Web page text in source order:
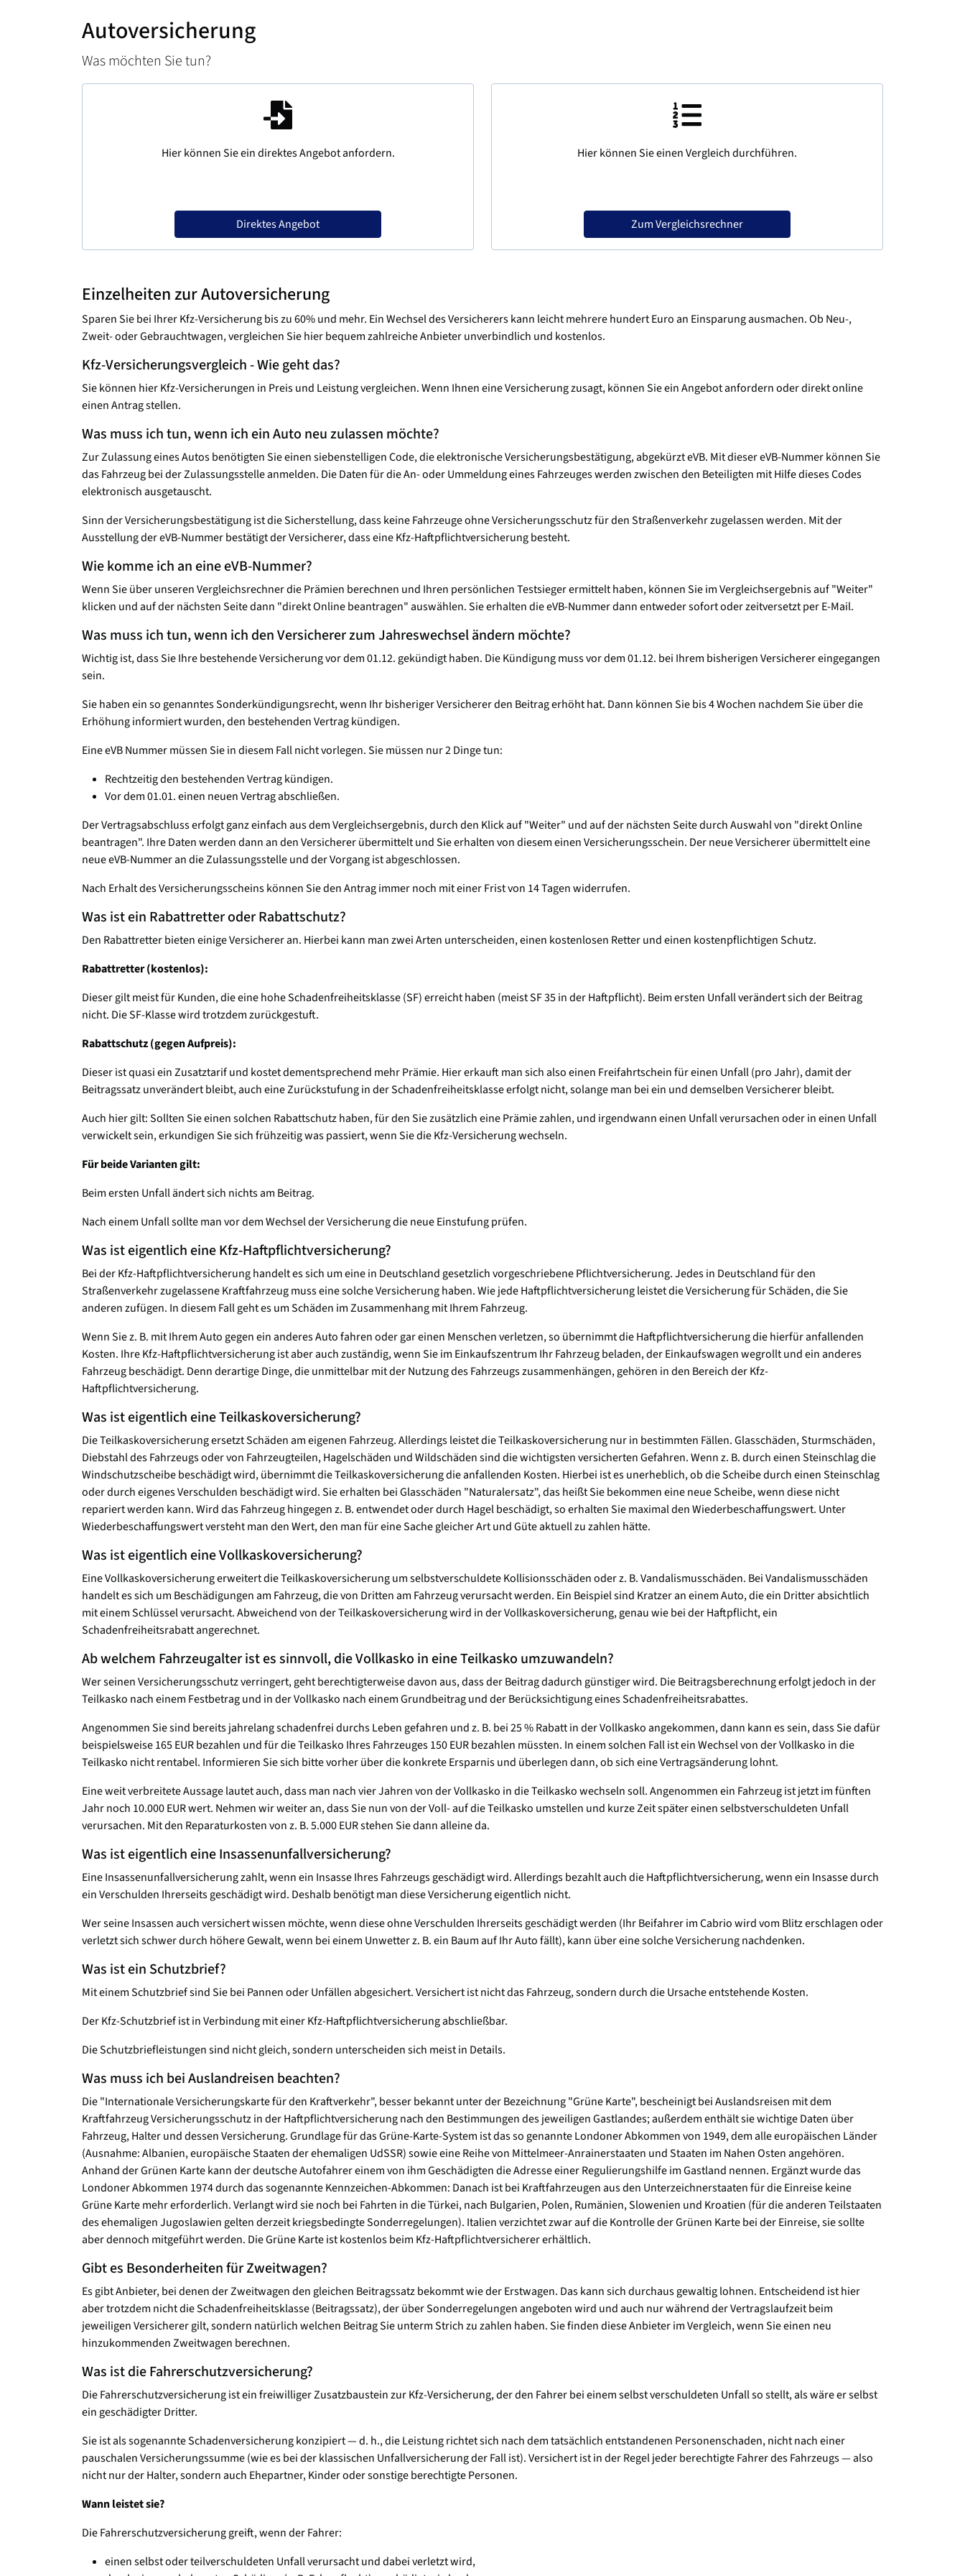
Autoversicherung
Was möchten Sie tun?
Hier können Sie ein direktes Angebot anfordern.
Direktes Angebot
Hier können Sie einen Vergleich durchführen.
Zum Vergleichsrechner
Einzelheiten zur Autoversicherung
Sparen Sie bei Ihrer Kfz-Versicherung bis zu 60% und mehr. Ein Wechsel des Versicherers kann leicht mehrere hundert Euro an Einsparung ausmachen. Ob Neu-,
Zweit- oder Gebrauchtwagen, vergleichen Sie hier bequem zahlreiche Anbieter unverbindlich und kostenlos.
Kfz-Versicherungsvergleich - Wie geht das?
Sie können hier Kfz-Versicherungen in Preis und Leistung vergleichen. Wenn Ihnen eine Versicherung zusagt, können Sie ein Angebot anfordern oder direkt online
einen Antrag stellen.
Was muss ich tun, wenn ich ein Auto neu zulassen möchte?
Zur Zulassung eines Autos benötigten Sie einen siebenstelligen Code, die elektronische Versicherungsbestätigung, abgekürzt eVB. Mit dieser eVB-Nummer können Sie
das Fahrzeug bei der Zulassungsstelle anmelden. Die Daten für die An- oder Ummeldung eines Fahrzeuges werden zwischen den Beteiligten mit Hilfe dieses Codes
elektronisch ausgetauscht.
Sinn der Versicherungsbestätigung ist die Sicherstellung, dass keine Fahrzeuge ohne Versicherungsschutz für den Straßenverkehr zugelassen werden. Mit der
Ausstellung der eVB-Nummer bestätigt der Versicherer, dass eine Kfz-Haftpflichtversicherung besteht.
Wie komme ich an eine eVB-Nummer?
Wenn Sie über unseren Vergleichsrechner die Prämien berechnen und Ihren persönlichen Testsieger ermittelt haben, können Sie im Vergleichsergebnis auf "Weiter"
klicken und auf der nächsten Seite dann "direkt Online beantragen" auswählen. Sie erhalten die eVB-Nummer dann entweder sofort oder zeitversetzt per E-Mail.
Was muss ich tun, wenn ich den Versicherer zum Jahreswechsel ändern möchte?
Wichtig ist, dass Sie Ihre bestehende Versicherung vor dem 01.12. gekündigt haben. Die Kündigung muss vor dem 01.12. bei Ihrem bisherigen Versicherer eingegangen
sein.
Sie haben ein so genanntes Sonderkündigungsrecht, wenn Ihr bisheriger Versicherer den Beitrag erhöht hat. Dann können Sie bis 4 Wochen nachdem Sie über die
Erhöhung informiert wurden, den bestehenden Vertrag kündigen.
Eine eVB Nummer müssen Sie in diesem Fall nicht vorlegen. Sie müssen nur 2 Dinge tun:
Rechtzeitig den bestehenden Vertrag kündigen.
Vor dem 01.01. einen neuen Vertrag abschließen.
Der Vertragsabschluss erfolgt ganz einfach aus dem Vergleichsergebnis, durch den Klick auf "Weiter" und auf der nächsten Seite durch Auswahl von "direkt Online
beantragen". Ihre Daten werden dann an den Versicherer übermittelt und Sie erhalten von diesem einen Versicherungsschein. Der neue Versicherer übermittelt eine
neue eVB-Nummer an die Zulassungsstelle und der Vorgang ist abgeschlossen.
Nach Erhalt des Versicherungsscheins können Sie den Antrag immer noch mit einer Frist von 14 Tagen widerrufen.
Was ist ein Rabattretter oder Rabattschutz?
Den Rabattretter bieten einige Versicherer an. Hierbei kann man zwei Arten unterscheiden, einen kostenlosen Retter und einen kostenpflichtigen Schutz.
Rabattretter (kostenlos):
Dieser gilt meist für Kunden, die eine hohe Schadenfreiheitsklasse (SF) erreicht haben (meist SF 35 in der Haftpflicht). Beim ersten Unfall verändert sich der Beitrag
nicht. Die SF-Klasse wird trotzdem zurückgestuft.
Rabattschutz (gegen Aufpreis):
Dieser ist quasi ein Zusatztarif und kostet dementsprechend mehr Prämie. Hier erkauft man sich also einen Freifahrtschein für einen Unfall (pro Jahr), damit der
Beitragssatz unverändert bleibt, auch eine Zurückstufung in der Schadenfreiheitsklasse erfolgt nicht, solange man bei ein und demselben Versicherer bleibt.
Auch hier gilt: Sollten Sie einen solchen Rabattschutz haben, für den Sie zusätzlich eine Prämie zahlen, und irgendwann einen Unfall verursachen oder in einen Unfall
verwickelt sein, erkundigen Sie sich frühzeitig was passiert, wenn Sie die Kfz-Versicherung wechseln.
Für beide Varianten gilt:
Beim ersten Unfall ändert sich nichts am Beitrag.
Nach einem Unfall sollte man vor dem Wechsel der Versicherung die neue Einstufung prüfen.
Was ist eigentlich eine Kfz-Haftpflichtversicherung?
Bei der Kfz-Haftpflichtversicherung handelt es sich um eine in Deutschland gesetzlich vorgeschriebene Pflichtversicherung. Jedes in Deutschland für den
Straßenverkehr zugelassene Kraftfahrzeug muss eine solche Versicherung haben. Wie jede Haftpflichtversicherung leistet die Versicherung für Schäden, die Sie
anderen zufügen. In diesem Fall geht es um Schäden im Zusammenhang mit Ihrem Fahrzeug.
Wenn Sie z. B. mit Ihrem Auto gegen ein anderes Auto fahren oder gar einen Menschen verletzen, so übernimmt die Haftpflichtversicherung die hierfür anfallenden
Kosten. Ihre Kfz-Haftpflichtversicherung ist aber auch zuständig, wenn Sie im Einkaufszentrum Ihr Fahrzeug beladen, der Einkaufswagen wegrollt und ein anderes
Fahrzeug beschädigt. Denn derartige Dinge, die unmittelbar mit der Nutzung des Fahrzeugs zusammenhängen, gehören in den Bereich der Kfz-
Haftpflichtversicherung.
Was ist eigentlich eine Teilkaskoversicherung?
Die Teilkaskoversicherung ersetzt Schäden am eigenen Fahrzeug. Allerdings leistet die Teilkaskoversicherung nur in bestimmten Fällen. Glasschäden, Sturmschäden,
Diebstahl des Fahrzeugs oder von Fahrzeugteilen, Hagelschäden und Wildschäden sind die wichtigsten versicherten Gefahren. Wenn z. B. durch einen Steinschlag die
Windschutzscheibe beschädigt wird, übernimmt die Teilkaskoversicherung die anfallenden Kosten. Hierbei ist es unerheblich, ob die Scheibe durch einen Steinschlag
oder durch eigenes Verschulden beschädigt wird. Sie erhalten bei Glasschäden "Naturalersatz", das heißt Sie bekommen eine neue Scheibe, wenn diese nicht
repariert werden kann. Wird das Fahrzeug hingegen z. B. entwendet oder durch Hagel beschädigt, so erhalten Sie maximal den Wiederbeschaffungswert. Unter
Wiederbeschaffungswert versteht man den Wert, den man für eine Sache gleicher Art und Güte aktuell zu zahlen hätte.
Was ist eigentlich eine Vollkaskoversicherung?
Eine Vollkaskoversicherung erweitert die Teilkaskoversicherung um selbstverschuldete Kollisionsschäden oder z. B. Vandalismusschäden. Bei Vandalismusschäden
handelt es sich um Beschädigungen am Fahrzeug, die von Dritten am Fahrzeug verursacht werden. Ein Beispiel sind Kratzer an einem Auto, die ein Dritter absichtlich
mit einem Schlüssel verursacht. Abweichend von der Teilkaskoversicherung wird in der Vollkaskoversicherung, genau wie bei der Haftpflicht, ein
Schadenfreiheitsrabatt angerechnet.
Ab welchem Fahrzeugalter ist es sinnvoll, die Vollkasko in eine Teilkasko umzuwandeln?
Wer seinen Versicherungsschutz verringert, geht berechtigterweise davon aus, dass der Beitrag dadurch günstiger wird. Die Beitragsberechnung erfolgt jedoch in der
Teilkasko nach einem Festbetrag und in der Vollkasko nach einem Grundbeitrag und der Berücksichtigung eines Schadenfreiheitsrabattes.
Angenommen Sie sind bereits jahrelang schadenfrei durchs Leben gefahren und z. B. bei 25 % Rabatt in der Vollkasko angekommen, dann kann es sein, dass Sie dafür
beispielsweise 165 EUR bezahlen und für die Teilkasko Ihres Fahrzeuges 150 EUR bezahlen müssten. In einem solchen Fall ist ein Wechsel von der Vollkasko in die
Teilkasko nicht rentabel. Informieren Sie sich bitte vorher über die konkrete Ersparnis und überlegen dann, ob sich eine Vertragsänderung lohnt.
Eine weit verbreitete Aussage lautet auch, dass man nach vier Jahren von der Vollkasko in die Teilkasko wechseln soll. Angenommen ein Fahrzeug ist jetzt im fünften
Jahr noch 10.000 EUR wert. Nehmen wir weiter an, dass Sie nun von der Voll- auf die Teilkasko umstellen und kurze Zeit später einen selbstverschuldeten Unfall
verursachen. Mit den Reparaturkosten von z. B. 5.000 EUR stehen Sie dann alleine da.
Was ist eigentlich eine Insassenunfallversicherung?
Eine Insassenunfallversicherung zahlt, wenn ein Insasse Ihres Fahrzeugs geschädigt wird. Allerdings bezahlt auch die Haftpflichtversicherung, wenn ein Insasse durch
ein Verschulden Ihrerseits geschädigt wird. Deshalb benötigt man diese Versicherung eigentlich nicht.
Wer seine Insassen auch versichert wissen möchte, wenn diese ohne Verschulden Ihrerseits geschädigt werden (Ihr Beifahrer im Cabrio wird vom Blitz erschlagen oder
verletzt sich schwer durch höhere Gewalt, wenn bei einem Unwetter z. B. ein Baum auf Ihr Auto fällt), kann über eine solche Versicherung nachdenken.
Was ist ein Schutzbrief?
Mit einem Schutzbrief sind Sie bei Pannen oder Unfällen abgesichert. Versichert ist nicht das Fahrzeug, sondern durch die Ursache entstehende Kosten.
Der Kfz-Schutzbrief ist in Verbindung mit einer Kfz-Haftpflichtversicherung abschließbar.
Die Schutzbriefleistungen sind nicht gleich, sondern unterscheiden sich meist in Details.
Was muss ich bei Auslandreisen beachten?
Die "Internationale Versicherungskarte für den Kraftverkehr", besser bekannt unter der Bezeichnung "Grüne Karte", bescheinigt bei Auslandsreisen mit dem
Kraftfahrzeug Versicherungsschutz in der Haftpflichtversicherung nach den Bestimmungen des jeweiligen Gastlandes; außerdem enthält sie wichtige Daten über
Fahrzeug, Halter und dessen Versicherung. Grundlage für das Grüne-Karte-System ist das so genannte Londoner Abkommen von 1949, dem alle europäischen Länder
(Ausnahme: Albanien, europäische Staaten der ehemaligen UdSSR) sowie eine Reihe von Mittelmeer-Anrainerstaaten und Staaten im Nahen Osten angehören.
Anhand der Grünen Karte kann der deutsche Autofahrer einem von ihm Geschädigten die Adresse einer Regulierungshilfe im Gastland nennen. Ergänzt wurde das
Londoner Abkommen 1974 durch das sogenannte Kennzeichen-Abkommen: Danach ist bei Kraftfahrzeugen aus den Unterzeichnerstaaten für die Einreise keine
Grüne Karte mehr erforderlich. Verlangt wird sie noch bei Fahrten in die Türkei, nach Bulgarien, Polen, Rumänien, Slowenien und Kroatien (für die anderen Teilstaaten
des ehemaligen Jugoslawien gelten derzeit kriegsbedingte Sonderregelungen). Italien verzichtet zwar auf die Kontrolle der Grünen Karte bei der Einreise, sie sollte
aber dennoch mitgeführt werden. Die Grüne Karte ist kostenlos beim Kfz-Haftpflichtversicherer erhältlich.
Gibt es Besonderheiten für Zweitwagen?
Es gibt Anbieter, bei denen der Zweitwagen den gleichen Beitragssatz bekommt wie der Erstwagen. Das kann sich durchaus gewaltig lohnen. Entscheidend ist hier
aber trotzdem nicht die Schadenfreiheitsklasse (Beitragssatz), der über Sonderregelungen angeboten wird und auch nur während der Vertragslaufzeit beim
jeweiligen Versicherer gilt, sondern natürlich welchen Beitrag Sie unterm Strich zu zahlen haben. Sie finden diese Anbieter im Vergleich, wenn Sie einen neu
hinzukommenden Zweitwagen berechnen.
Was ist die Fahrerschutzversicherung?
Die Fahrerschutzversicherung ist ein freiwilliger Zusatzbaustein zur Kfz-Versicherung, der den Fahrer bei einem selbst verschuldeten Unfall so stellt, als wäre er selbst
ein geschädigter Dritter.
Sie ist als sogenannte Schadenversicherung konzipiert — d. h., die Leistung richtet sich nach dem tatsächlich entstandenen Personenschaden, nicht nach einer
pauschalen Versicherungssumme (wie es bei der klassischen Unfallversicherung der Fall ist). Versichert ist in der Regel jeder berechtigte Fahrer des Fahrzeugs — also
nicht nur der Halter, sondern auch Ehepartner, Kinder oder sonstige berechtigte Personen.
Wann leistet sie?
Die Fahrerschutzversicherung greift, wenn der Fahrer:
einen selbst oder teilverschuldeten Unfall verursacht und dabei verletzt wird,